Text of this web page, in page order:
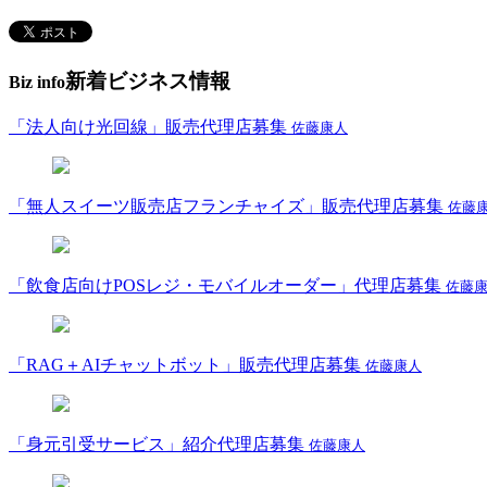
Biz info新着ビジネス情報
「法人向け光回線」販売代理店募集 佐藤康人
「無人スイーツ販売店フランチャイズ」販売代理店募集 佐藤
「飲食店向けPOSレジ・モバイルオーダー」代理店募集 佐藤
「RAG＋AIチャットボット」販売代理店募集 佐藤康人
「身元引受サービス」紹介代理店募集 佐藤康人